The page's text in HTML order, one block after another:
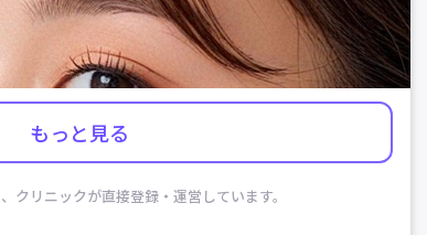
もっと見る
クリニックが直接登録・運営しています。